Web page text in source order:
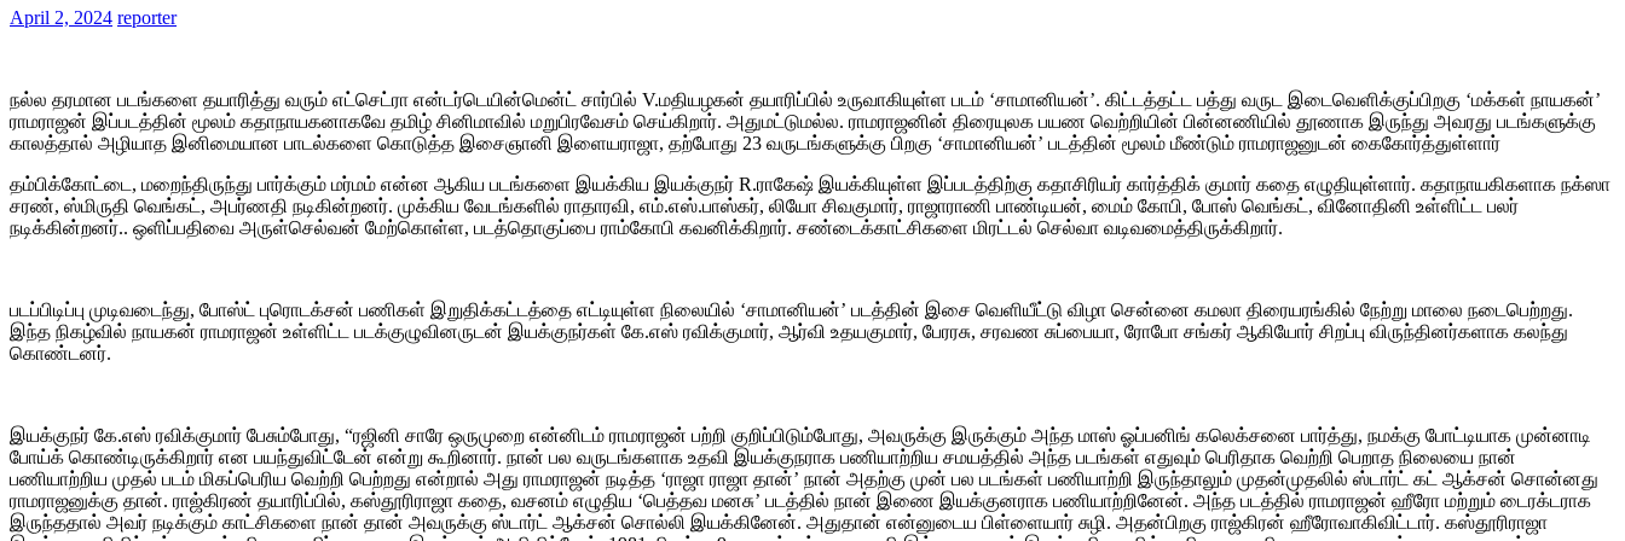
April 2, 2024 reporter
நல்ல தரமான படங்களை தயாரித்து வரும் எட்செட்ரா என்டர்டெயின்மென்ட் சார்பில் V.மதியழகன் தயாரிப்பில் உருவாகியுள்ள படம் ‘சாமானியன்’. கிட்டத்தட்ட பத்து வருட இடைவெளிக்குப்பிறகு ‘மக்கள் நாயகன்’
ராமராஜன் இப்படத்தின் மூலம் கதாநாயகனாகவே தமிழ் சினிமாவில் மறுபிரவேசம் செய்கிறார். அதுமட்டுமல்ல. ராமராஜனின் திரையுலக பயண வெற்றியின் பின்னணியில் தூணாக இருந்து அவரது படங்களுக்கு
காலத்தால் அழியாத இனிமையான பாடல்களை கொடுத்த இசைஞானி இளையராஜா, தற்போது 23 வருடங்களுக்கு பிறகு ‘சாமானியன்’ படத்தின் மூலம் மீண்டும் ராமராஜனுடன் கைகோர்த்துள்ளார்
தம்பிக்கோட்டை, மறைந்திருந்து பார்க்கும் மர்மம் என்ன ஆகிய படங்களை இயக்கிய இயக்குநர் R.ராகேஷ் இயக்கியுள்ள இப்படத்திற்கு கதாசிரியர் கார்த்திக் குமார் கதை எழுதியுள்ளார். கதாநாயகிகளாக நக்ஸா
சரண், ஸ்மிருதி வெங்கட், அபர்ணதி நடிகின்றனர். முக்கிய வேடங்களில் ராதாரவி, எம்.எஸ்.பாஸ்கர், லியோ சிவகுமார், ராஜாராணி பாண்டியன், மைம் கோபி, போஸ் வெங்கட், வினோதினி உள்ளிட்ட பலர்
நடிக்கின்றனர்.. ஒளிப்பதிவை அருள்செல்வன் மேற்கொள்ள, படத்தொகுப்பை ராம்கோபி கவனிக்கிறார். சண்டைக்காட்சிகளை மிரட்டல் செல்வா வடிவமைத்திருக்கிறார்.
படப்பிடிப்பு முடிவடைந்து, போஸ்ட் புரொடக்சன் பணிகள் இறுதிக்கட்டத்தை எட்டியுள்ள நிலையில் ‘சாமானியன்’ படத்தின் இசை வெளியீட்டு விழா சென்னை கமலா திரையரங்கில் நேற்று மாலை நடைபெற்றது.
இந்த நிகழ்வில் நாயகன் ராமராஜன் உள்ளிட்ட படக்குழுவினருடன் இயக்குநர்கள் கே.எஸ் ரவிக்குமார், ஆர்வி உதயகுமார், பேரரசு, சரவண சுப்பையா, ரோபோ சங்கர் ஆகியோர் சிறப்பு விருந்தினர்களாக கலந்து
கொண்டனர்.
இயக்குநர் கே.எஸ் ரவிக்குமார் பேசும்போது, “ரஜினி சாரே ஒருமுறை என்னிடம் ராமராஜன் பற்றி குறிப்பிடும்போது, அவருக்கு இருக்கும் அந்த மாஸ் ஓப்பனிங் கலெக்சனை பார்த்து, நமக்கு போட்டியாக முன்னாடி
போய்க் கொண்டிருக்கிறார் என பயந்துவிட்டேன் என்று கூறினார். நான் பல வருடங்களாக உதவி இயக்குநராக பணியாற்றிய சமயத்தில் அந்த படங்கள் எதுவும் பெரிதாக வெற்றி பெறாத நிலையை நான்
பணியாற்றிய முதல் படம் மிகப்பெரிய வெற்றி பெற்றது என்றால் அது ராமராஜன் நடித்த ‘ராஜா ராஜா தான்’ நான் அதற்கு முன் பல படங்கள் பணியாற்றி இருந்தாலும் முதன்முதலில் ஸ்டார்ட் கட் ஆக்சன் சொன்னது
ராமராஜனுக்கு தான். ராஜ்கிரண் தயாரிப்பில், கஸ்தூரிராஜா கதை, வசனம் எழுதிய ‘பெத்தவ மனசு’ படத்தில் நான் இணை இயக்குனராக பணியாற்றினேன். அந்த படத்தில் ராமராஜன் ஹீரோ மற்றும் டைரக்டராக
இருந்ததால் அவர் நடிக்கும் காட்சிகளை நான் தான் அவருக்கு ஸ்டார்ட் ஆக்சன் சொல்லி இயக்கினேன். அதுதான் என்னுடைய பிள்ளையார் சுழி. அதன்பிறகு ராஜ்கிரன் ஹீரோவாகிவிட்டார். கஸ்தூரிராஜா